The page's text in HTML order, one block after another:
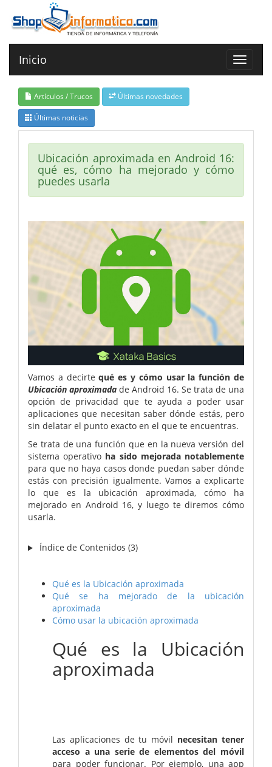
Toggle
Inicio
Artículos / Trucos Últimas novedades
Últimas noticias
Ubicación aproximada en Android 16:
qué es, cómo ha mejorado y cómo
puedes usarla
Vamos a decirtequé es y cómo usar la función de
Ubicación aproximada de Android 16. Se trata de una
opción de privacidad que te ayuda a poder usar
aplicaciones que necesitan saber dónde estás, pero
sin delatar el punto exacto en el que te encuentras.
Se trata de una función que en la nueva versión del
sistema operativo ha sido mejorada notablemente
para que no haya casos donde puedan saber dónde
estás con precisión igualmente. Vamos a explicarte
lo que es la ubicación aproximada, cómo ha
mejorado en Android 16, y luego te diremos cómo
usarla.
Índice de Contenidos (3)
Qué es la Ubicación aproximada
Qué se ha mejorado de la ubicación
aproximada
Cómo usar la ubicación aproximada
Qué es la Ubicación
aproximada
Las aplicaciones de tu móvil necesitan tener
acceso a una serie de elementos del móvil
para poder funcionar. Por ejemplo, una app